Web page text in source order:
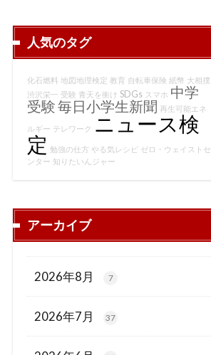
人気のタグ
化石燃料 地図地理検定 教育 自転車保険 紙幣 大相撲
渋沢栄一 受験 青天を衝け SDGs スマホ 中学
受験毎日小学生新聞 再生可能エネ
ルギー テレワーク ニュース検
定 勉強の仕方 やる気レシピ ゼロ・ウェイストセ
ンター 知りたいんジャー
アーカイブ
2026年8月 7
2026年7月 37